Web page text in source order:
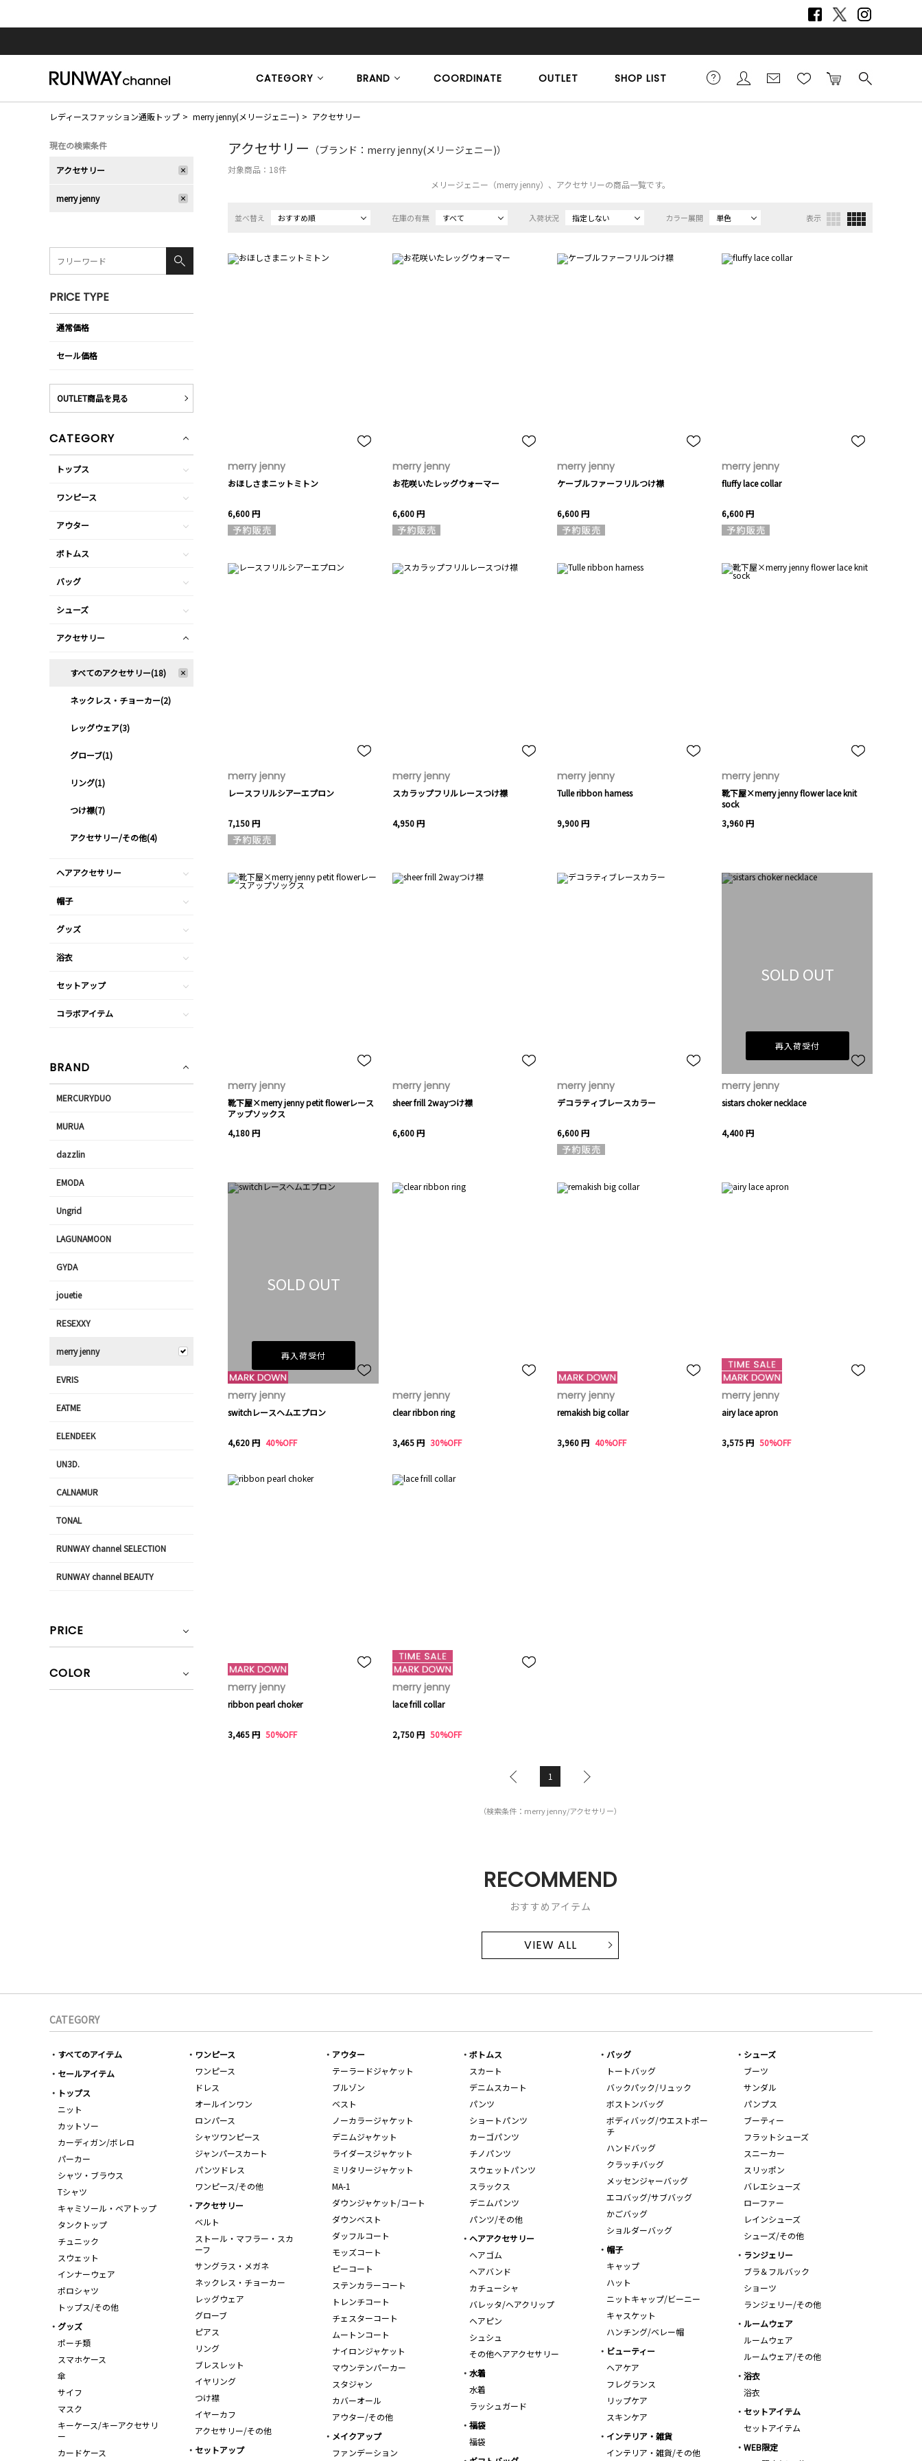
CATEGORY BRAND COORDINATE OUTLET SHOP LIST
レディースファッション通販トップ merry jenny(メリージェニー) アクセサリー
アクセサリー （ブランド：merry jenny(メリージェニー)）
対象商品： 18件
メリージェニー（merry jenny）、アクセサリーの商品一覧です。
並べ替え おすすめ順 在庫の有無 すべて 入荷状況 指定しない カラー展開 単色 表示
merry jenny
おほしさまニットミトン
6,600 円
merry jenny
お花咲いたレッグウォーマー
6,600 円
merry jenny
ケーブルファーフリルつけ襟
6,600 円
merry jenny
fluffy lace collar
6,600 円
merry jenny
レースフリルシアーエプロン
7,150 円
merry jenny
スカラップフリルレースつけ襟
4,950 円
merry jenny
Tulle ribbon harness
9,900 円
merry jenny
靴下屋×merry jenny flower lace knit
sock
3,960 円
merry jenny
靴下屋×merry jenny petit flowerレース
アップソックス
4,180 円
merry jenny
sheer frill 2wayつけ襟
6,600 円
merry jenny
デコラティブレースカラー
6,600 円
SOLD OUT
再入荷受付
merry jenny
sistars choker necklace
4,400 円
SOLD OUT
再入荷受付
merry jenny
switchレースヘムエプロン
4,620 円 40%OFF
merry jenny
clear ribbon ring
3,465 円 30%OFF
merry jenny
remakish big collar
3,960 円 40%OFF
merry jenny
airy lace apron
3,575 円 50%OFF
merry jenny
ribbon pearl choker
3,465 円 50%OFF
merry jenny
lace frill collar
2,750 円 50%OFF
1
（検索条件：merry jenny/アクセサリー）
RECOMMEND
おすすめアイテム
VIEW ALL
現在の検索条件
アクセサリー
merry jenny
PRICE TYPE
通常価格
セール価格
OUTLET商品を見る
CATEGORY
トップス
ワンピース
アウター
ボトムス
バッグ
シューズ
アクセサリー
すべてのアクセサリー(18)
ネックレス・チョーカー(2)
レッグウェア(3)
グローブ(1)
リング(1)
つけ襟(7)
アクセサリー/その他(4)
ヘアアクセサリー
帽子
グッズ
浴衣
セットアップ
コラボアイテム
BRAND
MERCURYDUO
MURUA
dazzlin
EMODA
Ungrid
LAGUNAMOON
GYDA
jouetie
RESEXXY
merry jenny
EVRIS
EATME
ELENDEEK
UN3D.
CALNAMUR
TONAL
RUNWAY channel SELECTION
RUNWAY channel BEAUTY
PRICE
COLOR
CATEGORY
すべてのアイテム
セールアイテム
トップス
ニット
カットソー
カーディガン/ボレロ
パーカー
シャツ・ブラウス
Tシャツ
キャミソール・ベアトップ
タンクトップ
チュニック
スウェット
インナーウェア
ポロシャツ
トップス/その他
ワンピース
ワンピース
ドレス
オールインワン
ロンパース
シャツワンピース
ジャンパースカート
パンツドレス
ワンピース/その他
アウター
テーラードジャケット
ブルゾン
ベスト
ノーカラージャケット
デニムジャケット
ライダースジャケット
ミリタリージャケット
MA-1
ダウンジャケット/コート
ダウンベスト
ダッフルコート
モッズコート
ピーコート
ステンカラーコート
トレンチコート
チェスターコート
ムートンコート
ナイロンジャケット
マウンテンパーカー
スタジャン
カバーオール
アウター/その他
ボトムス
スカート
デニムスカート
パンツ
ショートパンツ
カーゴパンツ
チノパンツ
スウェットパンツ
スラックス
デニムパンツ
パンツ/その他
バッグ
トートバッグ
バックパック/リュック
ボストンバッグ
ボディバッグ/ウエストポー
チ
ハンドバッグ
クラッチバッグ
メッセンジャーバッグ
エコバッグ/サブバッグ
かごバッグ
ショルダーバッグ
シューズ
ブーツ
サンダル
パンプス
ブーティー
フラットシューズ
スニーカー
スリッポン
バレエシューズ
ローファー
レインシューズ
シューズ/その他
アクセサリー
ベルト
ストール・マフラー・スカ
ーフ
サングラス・メガネ
ネックレス・チョーカー
レッグウェア
グローブ
ピアス
リング
ブレスレット
イヤリング
つけ襟
イヤーカフ
アクセサリー/その他
ヘアアクセサリー
ヘアゴム
ヘアバンド
カチューシャ
バレッタ/ヘアクリップ
ヘアピン
シュシュ
その他ヘアアクセサリー
帽子
キャップ
ハット
ニットキャップ/ビーニー
キャスケット
ハンチング/ベレー帽
ランジェリー
ブラ＆フルバック
ショーツ
ランジェリー/その他
ルームウェア
ルームウェア
ルームウェア/その他
グッズ
ポーチ類
スマホケース
傘
サイフ
マスク
キーケース/キーアクセサリ
ー
カードケース
ビューティー
ヘアケア
フレグランス
リップケア
スキンケア
水着
水着
ラッシュガード
浴衣
浴衣
セットアイテム
セットアイテム
福袋
福袋
メイクアップ
ファンデーション
インテリア・雑貨
インテリア・雑貨/その他
WEB限定
セットアップ